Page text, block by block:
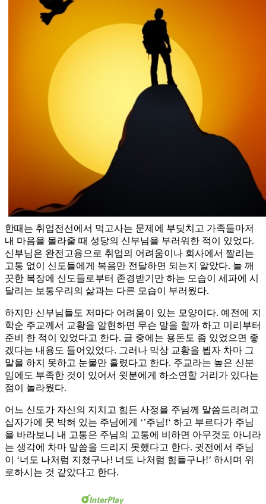
한때는 취업전선에서 먹고사는 문제에 부딪치고 가족들마저
내 마음을 몰라줄 때 성당의 신부님을 부러워한 적이 있었다.
신부님은 완전고용으로 취업의 어려움이나 회사에서 짤리는
고통 없이 신도들에게 복음만 전달하면 되는지 알았다. 늘 깨
끗한 복장에 신도들로부터 존경받기만 하는 모습이 세파에 시
달리는 보통우리의 삶과는 다른 모습이 부러웠다.
하지만 신부님들도 저마다 어려움이 있는 모양이다. 예전에 지
학순 주교께서 교황을 알현하면 무슨 말을 할까 하고 미리부터
준비 한 적이 있었다고 한다. 글 중에는 용돈도 좀 있었으면 좋
겠다는 내용도 들어있었다. 그러나 막상 교황을 뵙자 차마 그
말을 하지 못하고 눈물만 흘렸다고 한다. 주교라는 높은 신분
임에도 부족한 것이 있어서 윗분에게 하소연할 거리가 있다는
점이 놀라웠다.
어느 신도가 자신의 지치고 힘든 사정을 주님께 말씀드리려고
십자가에 못 박혀 있는 주님에게 ‘’주님!‘ 하고 부르다가 주님
을 바라보니 내 고통은 주님의 고통에 비하면 아무것도 아니라
는 생각에 차마 말씀을 드리지 못했다고 한다. 귓전에서 주님
이 ‘너도 나처럼 지쳤구나! 너도 나처럼 힘들구나!’ 하시며 위
로하시는 것 같았다고 한다.